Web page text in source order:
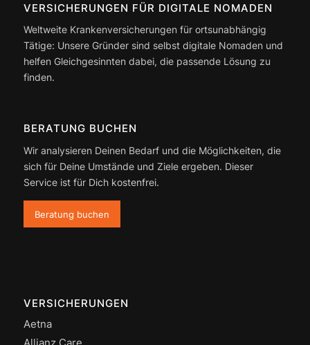
VERSICHERUNGEN FÜR DIGITALE NOMADEN
Weltweite Krankenversicherungen für ortsunabhängig
Tätige: Unsere Gründer sind selbst digitale Nomaden und
helfen Gleichgesinnten dabei, die passende Lösung zu
finden.
BERATUNG BUCHEN
Wir analysieren Deinen Bedarf und die Möglichkeiten, die
sich für Deine Umstände und Ziele ergeben. Dieser
Service ist für Dich kostenfrei.
Beratung buchen
VERSICHERUNGEN
Aetna